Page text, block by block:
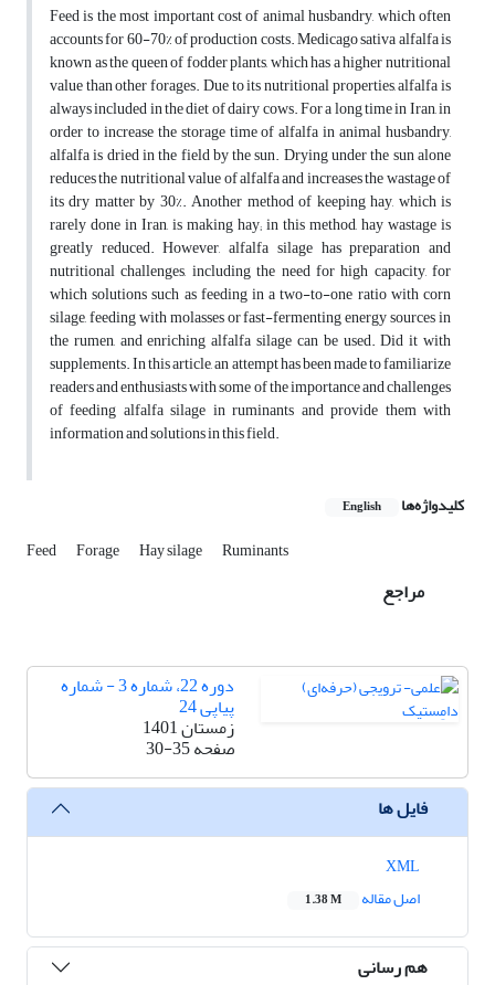
Feed is the most important cost of animal husbandry, which often
accounts for 60-70% of production costs. Medicago sativa alfalfa is
known as the queen of fodder plants, which has a higher nutritional
value than other forages. Due to its nutritional properties, alfalfa is
always included in the diet of dairy cows. For a long time in Iran, in
order to increase the storage time of alfalfa in animal husbandry,
alfalfa is dried in the field by the sun. Drying under the sun alone
reduces the nutritional value of alfalfa and increases the wastage of
its dry matter by 30%. Another method of keeping hay, which is
rarely done in Iran, is making hay; in this method, hay wastage is
greatly reduced. However, alfalfa silage has preparation and
nutritional challenges, including the need for high capacity, for
which solutions such as feeding in a two-to-one ratio with corn
silage, feeding with molasses or fast-fermenting energy sources in
the rumen, and enriching alfalfa silage can be used. Did it with
supplements. In this article, an attempt has been made to familiarize
readers and enthusiasts with some of the importance and challenges
of feeding alfalfa silage in ruminants and provide them with
information and solutions in this field.
کلیدواژه‌ها English
Feed Forage Hay silage Ruminants
مراجع
دوره 22، شماره 3 - شماره
پیاپی 24
زمستان 1401
صفحه30-35
فایل ها
اصل مقاله
1.38 M
هم رسانی